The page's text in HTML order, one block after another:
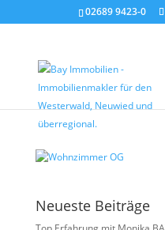
02689 9423-0
vonChristian Bay|Mai
Neueste Beiträge